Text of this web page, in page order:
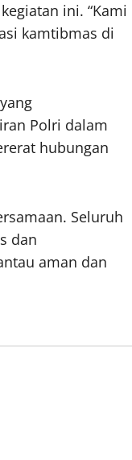
ini. “Kami
kamtibmas di
Polri dalam
hubungan
Seluruh
dan
aman dan